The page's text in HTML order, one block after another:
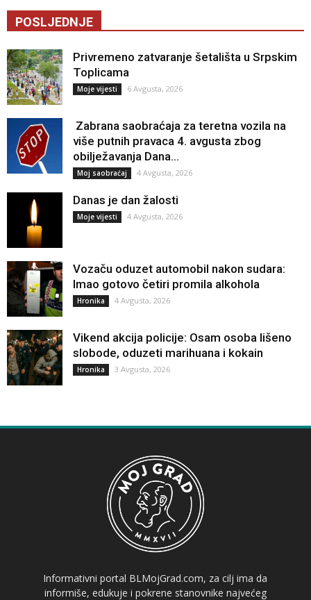
POSLJEDNJE
Privremeno zatvaranje šetališta u Srpskim
Toplicama
Moje vijesti 6 Avgusta, 2026
Zabrana saobraćaja za teretna vozila na
više putnih pravaca 4. avgusta zbog
obilježavanja Dana...
Moj saobraćaj 4 Avgusta, 2026
Danas je dan žalosti
Moje vijesti 4 Avgusta, 2026
Vozaču oduzet automobil nakon sudara:
Imao gotovo četiri promila alkohola
Hronika 4 Avgusta, 2026
Vikend akcija policije: Osam osoba lišeno
slobode, oduzeti marihuana i kokain
Hronika 3 Avgusta, 2026
Informativni portal BLMojGrad.com, za cilj ima da
informiše, edukuje i pokrene stanovnike najvećeg